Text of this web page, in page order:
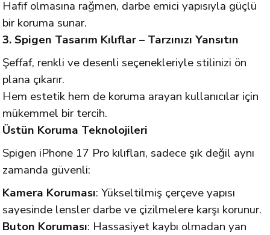
Hafif olmasına rağmen, darbe emici yapısıyla güçlü
bir koruma sunar.
3. Spigen Tasarım Kılıflar – Tarzınızı Yansıtın
Şeffaf, renkli ve desenli seçenekleriyle stilinizi ön
plana çıkarır.
Hem estetik hem de koruma arayan kullanıcılar için
mükemmel bir tercih.
Üstün Koruma Teknolojileri
Spigen iPhone 17 Pro kılıfları, sadece şık değil aynı
zamanda güvenli:
Kamera Koruması: Yükseltilmiş çerçeve yapısı
sayesinde lensler darbe ve çizilmelere karşı korunur.
Buton Koruması: Hassasiyet kaybı olmadan yan